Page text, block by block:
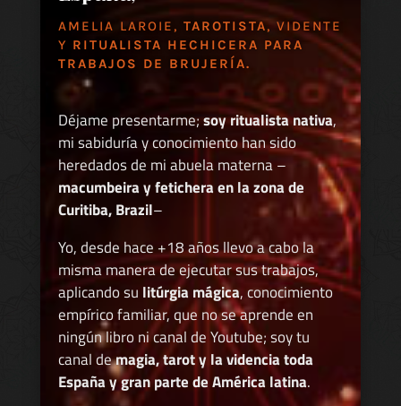
AMELIA LAROIE, TAROTISTA, VIDENTE
Y RITUALISTA HECHICERA PARA
TRABAJOS DE BRUJERÍA.
Déjame presentarme;soy ritualista nativa,
mi sabiduría y conocimiento han sido
heredados de mi abuela materna –
macumbeira y fetichera en la zona de
Curitiba, Brazil–
Yo, desde hace +18 años llevo a cabo la
misma manera de ejecutar sus trabajos,
aplicando su litúrgia mágica, conocimiento
empírico familiar, que no se aprende en
ningún libro ni canal de Youtube; soy tu
canal demagia, tarot y la videncia toda
España y gran parte de América latina.